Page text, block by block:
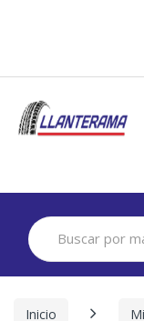
Search
for:
Inicio